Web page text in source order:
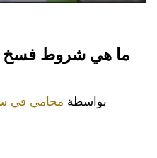
ما هي شروط فسخ
بواسطة محامي في